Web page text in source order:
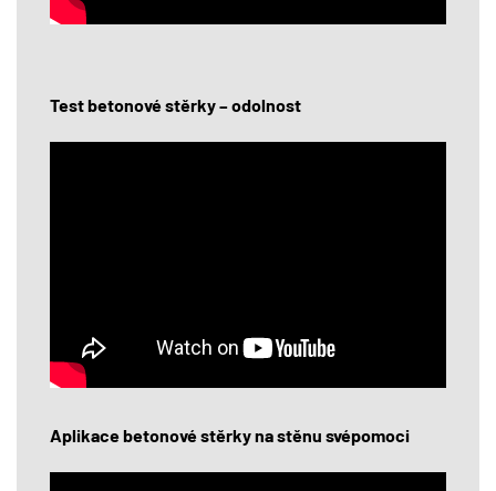
Test betonové stěrky – odolnost
Aplikace betonové stěrky na stěnu svépomoci